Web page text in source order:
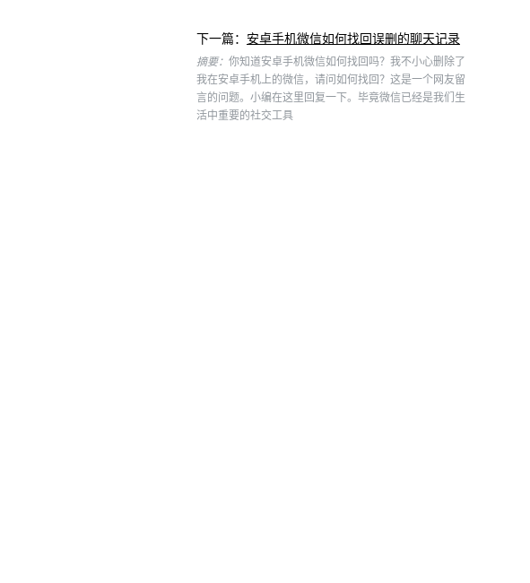
下一篇： 安卓手机微信如何找回误删的聊天记录
摘要： 你知道安卓手机微信如何找回吗？我不小心删除了
我在安卓手机上的微信，请问如何找回？这是一个网友留
言的问题。小编在这里回复一下。毕竟微信已经是我们生
活中重要的社交工具